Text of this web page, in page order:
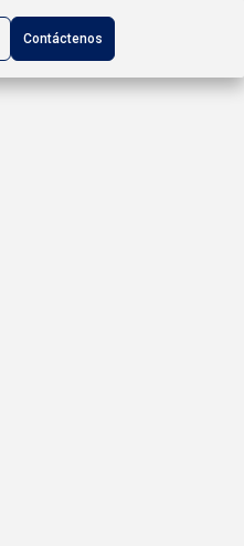
Contáctenos